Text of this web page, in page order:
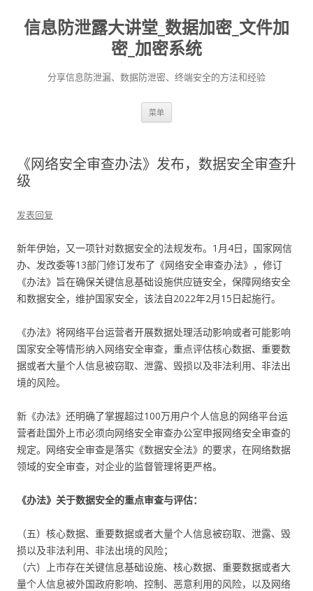
信息防泄露大讲堂_数据加密_文件加
密_加密系统
分享信息防泄漏、数据防泄密、终端安全的方法和经验
菜单
《网络安全审查办法》发布，数据安全审查升
级
发表回复
新年伊始，又一项针对数据安全的法规发布。1月4日，国家网信
办、发改委等13部门修订发布了《网络安全审查办法》，修订
《办法》旨在确保关键信息基础设施供应链安全，保障网络安全
和数据安全，维护国家安全，该法自2022年2月15日起施行。
《办法》将网络平台运营者开展数据处理活动影响或者可能影响
国家安全等情形纳入网络安全审查，重点评估核心数据、重要数
据或者大量个人信息被窃取、泄露、毁损以及非法利用、非法出
境的风险。
新《办法》还明确了掌握超过100万用户个人信息的网络平台运
营者赴国外上市必须向网络安全审查办公室申报网络安全审查的
规定。网络安全审查是落实《数据安全法》的要求，在网络数据
领域的安全审查，对企业的监督管理将更严格。
《办法》关于数据安全的重点审查与评估：
（五）核心数据、重要数据或者大量个人信息被窃取、泄露、毁
损以及非法利用、非法出境的风险；
（六）上市存在关键信息基础设施、核心数据、重要数据或者大
量个人信息被外国政府影响、控制、恶意利用的风险，以及网络